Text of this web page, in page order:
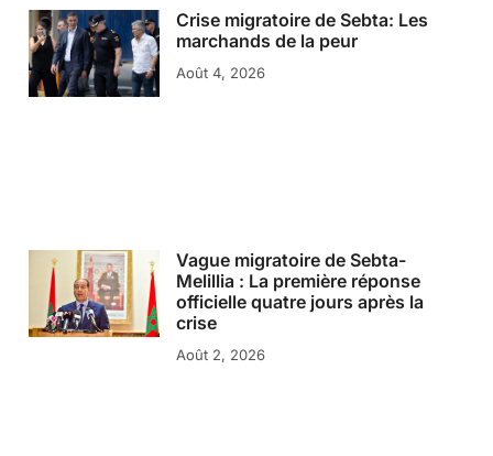
Crise migratoire de Sebta: Les
marchands de la peur
Août 4, 2026
Vague migratoire de Sebta-
Melillia : La première réponse
officielle quatre jours après la
crise
Août 2, 2026